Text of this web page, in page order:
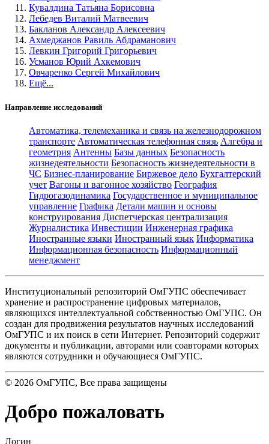
Кувалдина Татьяна Борисовна
Лебедев Виталий Матвеевич
Бакланов Александр Алексеевич
Ахмеджанов Равиль Абдраманович
Левкин Григорий Григорьевич
Усманов Юрий Ахкемович
Овчаренко Сергей Михайлович
Ещё...
Направление исследований
Автоматика, телемеханика и связь на железнодорожном
транспорте Автоматическая телефонная связь Алгебра и
геометрия Антенны Базы данных Безопасность
жизнедеятельности Безопасность жизнедеятельности в
ЧС Бизнес-планирование Биржевое дело Бухгалтерский
учет Вагоны и вагонное хозяйство География
Гидрогазодинамика Государственное и муниципальное
управление Графика Детали машин и основы
конструирования Диспетчерская централизация
Журналистика Инвестиции Инженерная графика
Иностранные языки Иностранный язык Информатика
Информационная безопасность Информационный
менеджмент
Институциональный репозиторий ОмГУПС обеспечивает
хранение и распространение цифровых материалов,
являющихся интеллектуальной собственностью ОмГУПС. Он
создан для продвижения результатов научных исследований
ОмГУПС и их поиск в сети Интернет. Репозиторий содержит
документы и публикации, авторами или соавторами которых
являются сотрудники и обучающиеся ОмГУПС.
© 2026 ОмГУПС, Все права защищены
Добро пожаловать
Логин